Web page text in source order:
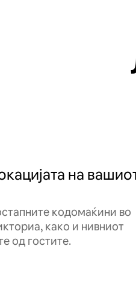
на
кодомаќини во
како и нивниот
од гостите.